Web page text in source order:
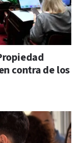
contra de los